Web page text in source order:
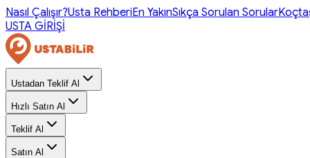
Nasıl Çalışır?Usta RehberiEn YakınSıkça Sorulan Sorular
USTA GİRİŞİ
Ustadan Teklif Al
Hızlı Satın Al
Teklif Al
Satın Al